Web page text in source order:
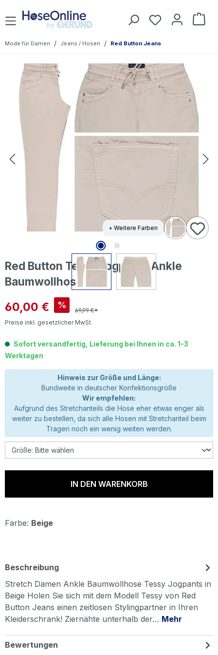
Zum Hauptinhalt springen Du hast 0
Mode für Damen / Jeans / Hosen / Red Button Jeans
Bildergalerie überspringen
+ Weitere Farben
Red Button Tessy Jogpants Ankle
Baumwollhose kit
Verkaufspreis:
60,00 € %
69,99 €*
Preise inkl. gesetzlicher MwSt.
Sofort versandfertig, Lieferung bei Ihnen in ca. 1-3
Werktagen
Hinweis zur Größe und Länge:
Bundweite in deutscher Konfektionsgröße
Wir empfehlen:
Aufgrund des Stretchanteils die Hose eher etwas enger als
weiter zu bestellen, da sich alle Hosen mit Stretchanteil beim
Tragen noch ein wenig weiten werden.
IN DEN WARENKORB
Farbe: Beige
Beschreibung
Stretch Damen Ankle Baumwollhose Tessy Jogpants in
Beige Holen Sie sich mit dem Modell Tessy von Red
Button Jeans einen zeitlosen Stylingpartner in Ihren
Kleiderschrank! Ziernähte unterhalb der… Mehr
Bewertungen